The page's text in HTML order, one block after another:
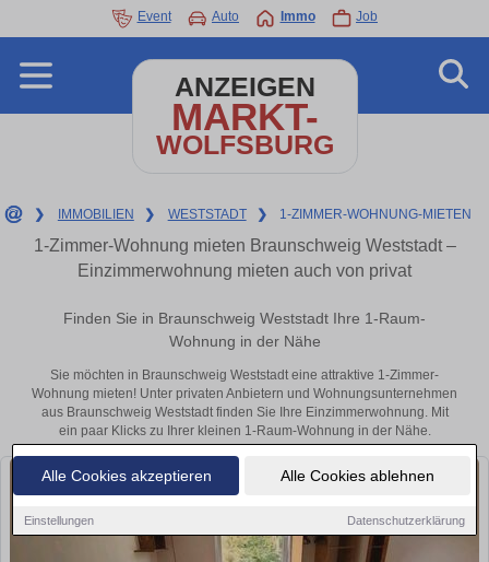
Alle Cookies akzeptieren Alle Cookies ablehnen
Einstellungen Datenschutzerklärung
Event Auto Immo Job
ANZEIGEN
MARKT-
WOLFSBURG
❯ IMMOBILIEN ❯ WESTSTADT ❯ 1-ZIMMER-WOHNUNG-MIETEN
1-Zimmer-Wohnung mieten Braunschweig Weststadt –
Einzimmerwohnung mieten auch von privat
Finden Sie in Braunschweig Weststadt Ihre 1-Raum-
Wohnung in der Nähe
Sie möchten in Braunschweig Weststadt eine attraktive 1-Zimmer-
Wohnung mieten! Unter privaten Anbietern und Wohnungsunternehmen
aus Braunschweig Weststadt finden Sie Ihre Einzimmerwohnung. Mit
ein paar Klicks zu Ihrer kleinen 1-Raum-Wohnung in der Nähe.